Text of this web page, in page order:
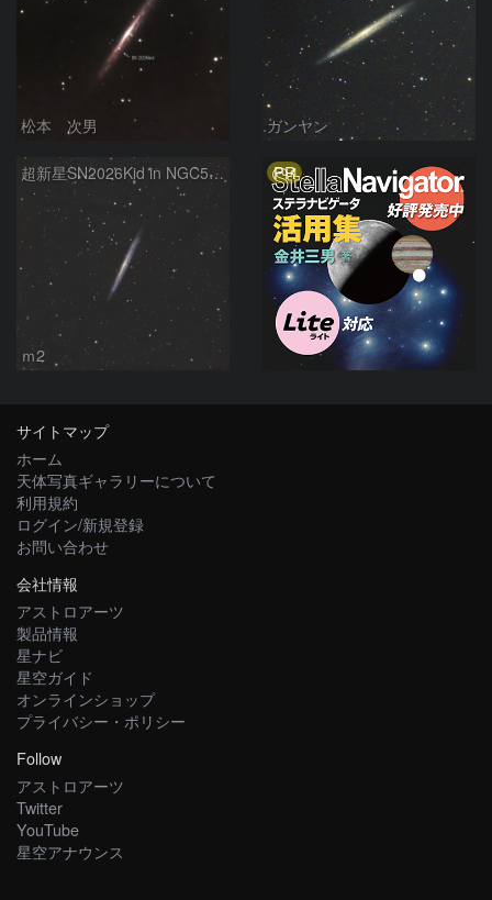
松本 次男 ガンヤン
超新星SN2026Kid in NGC5907
ｍ2
PR
サイトマップ
ホーム
天体写真ギャラリーについて
利用規約
ログイン/新規登録
お問い合わせ
会社情報
アストロアーツ
製品情報
星ナビ
星空ガイド
オンラインショップ
プライバシー・ポリシー
Follow
アストロアーツ
Twitter
YouTube
星空アナウンス